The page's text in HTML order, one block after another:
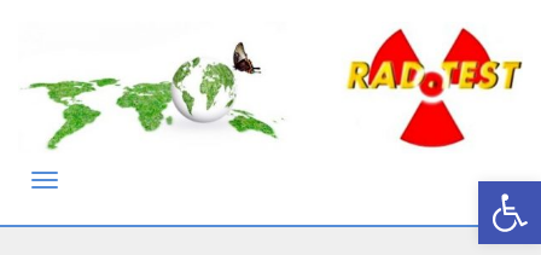
פתח סרגל נגישות